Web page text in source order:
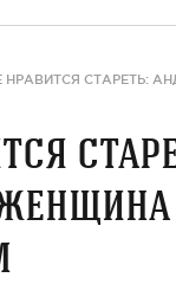
НРАВИТСЯ СТАРЕТЬ: